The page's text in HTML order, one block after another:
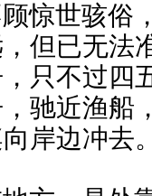
惊世骇俗
但已无法
只不过四
驰近渔船
岸边冲去